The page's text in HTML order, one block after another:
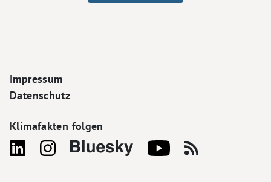
Footer Navigation
Impressum
Datenschutz
Klimafakten folgen